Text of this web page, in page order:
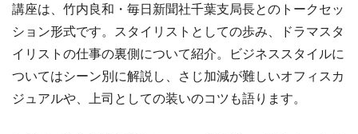
講座は、竹内良和・毎日新聞社千葉支局長とのトークセッ
ション形式です。スタイリストとしての歩み、ドラマスタ
イリストの仕事の裏側について紹介。ビジネススタイルに
ついてはシーン別に解説し、さじ加減が難しいオフィスカ
ジュアルや、上司としての装いのコツも語ります。